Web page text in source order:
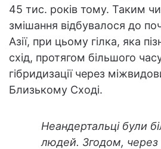
45 тис. років тому. Таким
змішання відбувалося до
Азії, при цьому гілка, яка
схід, протягом більшого
гібридизації через
Близькому Сході.
Неандертальці були
людей. Згодом, через